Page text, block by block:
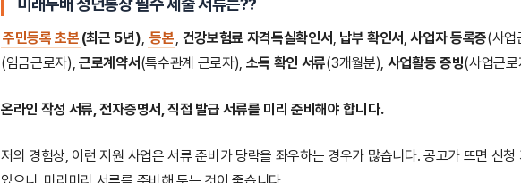
주민등록 초본 (최근 5년), 등본, 건강보험료 자격득실확인서 , 납부 확인서 ,사업자 등록증(사
(임금근로자),근로계약서 (특수관계 근로자), 소득 확인 서류(3개월분), 사업활동 증빙(사업근
온라인 작성 서류, 전자증명서, 직접 발급 서류를 미리 준비해야 합니다.
저의 경험상, 이런 지원 사업은 서류 준비가 당락을 좌우하는 경우가 많습니다. 공고가 뜨면 신청